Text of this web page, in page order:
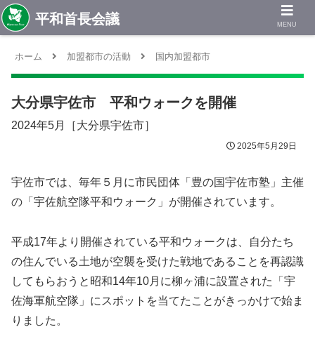
ホーム 加盟都市の活動 国内加盟都市
大分県宇佐市 平和ウォークを開催
2024年5月［大分県宇佐市］
2025年5月29日
宇佐市では、毎年５月に市民団体「豊の国宇佐市塾」主催
の「宇佐航空隊平和ウォーク」が開催されています。
平成17年より開催されている平和ウォークは、自分たち
の住んでいる土地が空襲を受けた戦地であることを再認識
してもらおうと昭和14年10月に柳ヶ浦に設置された「宇
佐海軍航空隊」にスポットを当てたことがきっかけで始ま
りました。
MENU